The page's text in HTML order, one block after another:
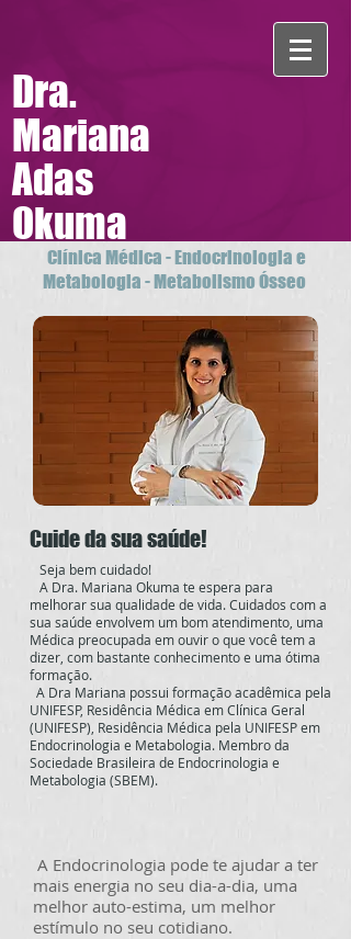
Dra.
Mariana
Adas
Okuma
Clínica Médica - Endocrinologia e
Metabologia - Metabolismo Ósseo
Cuide da sua saúde!
Seja bem cuidado!
A Dra. Mariana Okuma te espera para
melhorar sua qualidade de vida. Cuidados com a
sua saúde envolvem um bom atendimento, uma
Médica preocupada em ouvir o que você tem a
dizer, com bastante conhecimento e uma ótima
formação.
A Dra Mariana possui formação acadêmica pela
UNIFESP, Residência Médica em Clínica Geral
(UNIFESP), Residência Médica pela UNIFESP em
Endocrinologia e Metabologia. Membro da
Sociedade Brasileira de Endocrinologia e
Metabologia (SBEM).
A Endocrinologia pode te ajudar a ter
mais energia no seu dia-a-dia, uma
melhor auto-estima, um melhor
estímulo no seu cotidiano.